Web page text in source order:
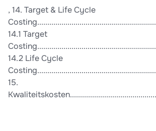
, 14. Target & Life Cycle
14.1 Target
14.2 Life Cycle
15.